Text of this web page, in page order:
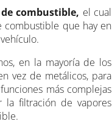
de combustible, el cual
combustible que hay en
en la mayoría de los
vez de metálicos, para
más complejas
la filtración de vapores